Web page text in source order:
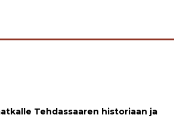
Tehdassaaren historiaan ja